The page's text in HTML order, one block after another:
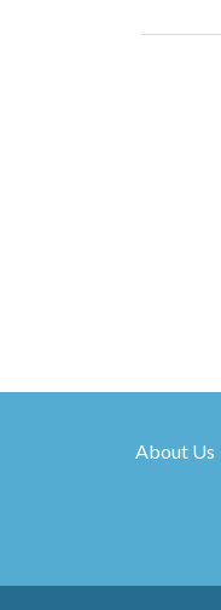
About Us